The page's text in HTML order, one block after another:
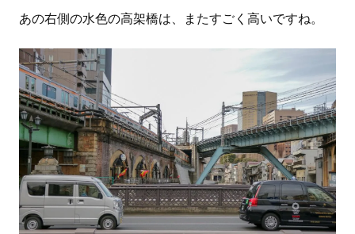
あの右側の水色の高架橋は、またすごく高いですね。